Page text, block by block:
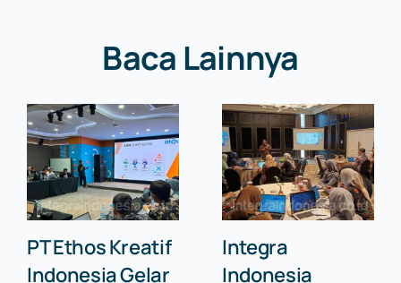
Baca Lainnya
PT Ethos Kreatif
Indonesia Gelar
Integra
Indonesia